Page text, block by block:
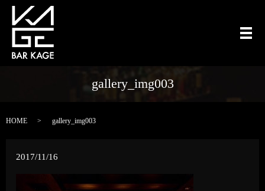
メ
gallery_img003
HOME gallery_img003
2017/11/16